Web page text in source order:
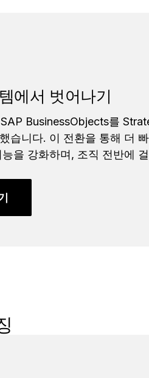
에서 벗어나기
BusinessObjects를
습니다. 이 전환을 통해 더
을 강화하며, 조직 전반에